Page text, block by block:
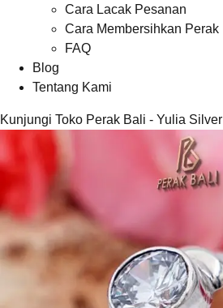
Cara Lacak Pesanan
Cara Membersihkan Perak
FAQ
Blog
Tentang Kami
Kunjungi Toko Perak Bali - Yulia Silver